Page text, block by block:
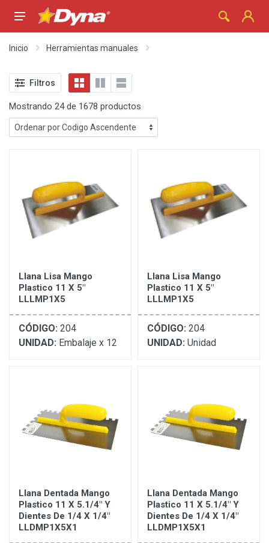
Inicio Herramientas manuales
Filtros
Mostrando 24 de 1678 productos
Llana Lisa Mango
Plastico 11 X 5"
LLLMP1X5
CÓDIGO: 204
UNIDAD: Embalaje x 12
Llana Lisa Mango
Plastico 11 X 5"
LLLMP1X5
CÓDIGO: 204
UNIDAD: Unidad
Llana Dentada Mango
Plastico 11 X 5.1/4" Y
Dientes De 1/4 X 1/4"
LLDMP1X5X1
Llana Dentada Mango
Plastico 11 X 5.1/4" Y
Dientes De 1/4 X 1/4"
LLDMP1X5X1